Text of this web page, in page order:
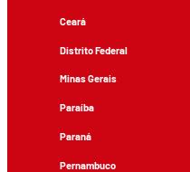
Ceará
Distrito Federal
Minas Gerais
Paraíba
Paraná
Pernambuco